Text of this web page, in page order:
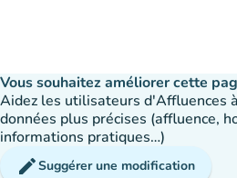
Vous souhaitez améliorer cette
Aidez les utilisateurs d'Affluences
données plus précises (affluence,
informations pratiques…)
editSuggérer une modification